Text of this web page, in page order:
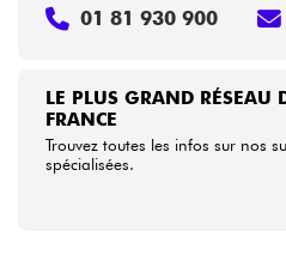
LE PLUS GRAND RÉSEAU
FRANCE
Trouvez toutes les infos sur nos
spécialisées.
01 81 930 900